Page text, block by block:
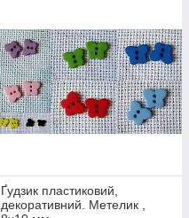
Ґудзик пластиковий,
декоративний. Метелик ,